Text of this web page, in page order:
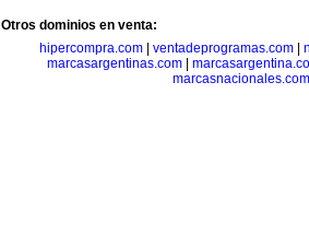
Otros dominios en venta:
hipercompra.com
ventadeprogramas.com
marcasargentinas.com
marcasnacionales.com